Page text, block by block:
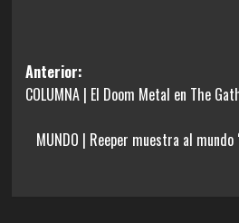
Navegación
de
entradas
Anterior:
COLUMNA | El Doom Metal en The
MUNDO | Reeper muestra al mundo